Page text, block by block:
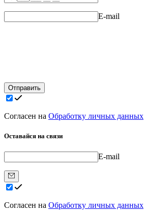
E-mail
Отправить
Согласен на Обработку личных данных
Оставайся на связи
E-mail
Согласен на Обработку личных данных